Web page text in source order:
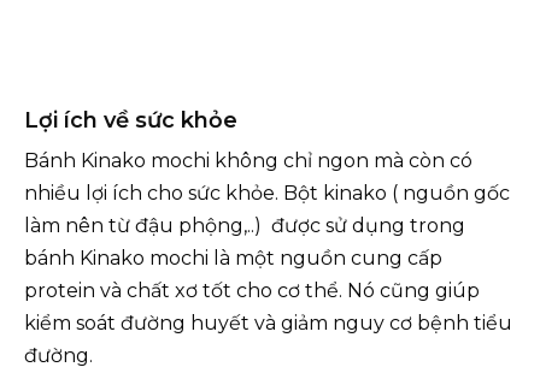
Lợi ích về sức khỏe
Bánh Kinako mochi không chỉ ngon mà còn có
nhiều lợi ích cho sức khỏe. Bột kinako ( nguồn gốc
làm nên từ đậu phộng,..) được sử dụng trong
bánh Kinako mochi là một nguồn cung cấp
protein và chất xơ tốt cho cơ thể. Nó cũng giúp
kiểm soát đường huyết và giảm nguy cơ bệnh tiểu
đường.